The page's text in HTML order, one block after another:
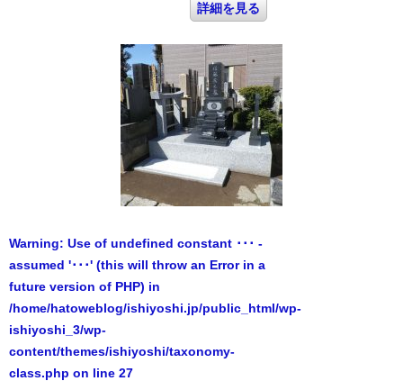
詳細を見る
Warning: Use of undefined constant ･･･ -
assumed '･･･' (this will throw an Error in a
future version of PHP) in
/home/hatoweblog/ishiyoshi.jp/public_html/wp-
ishiyoshi_3/wp-
content/themes/ishiyoshi/taxonomy-
class.php on line 27